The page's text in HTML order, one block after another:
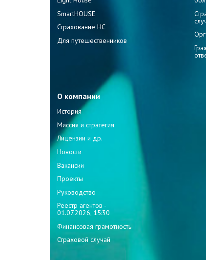
SmartHOUSE
Страхование НС
Для путешественников
О компании
История
Миссия и стратегия
Лицензии и др.
Новости
Вакансии
Проекты
Руководство
Реестр агентов -
01.07.2026, 15:30
Финансовая грамотность
Страховой случай